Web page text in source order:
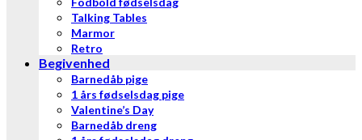
Talking Tables
Marmor
Retro
Begivenhed
Barnedåb pige
1 års fødselsdag pige
Valentine’s Day
Barnedåb dreng